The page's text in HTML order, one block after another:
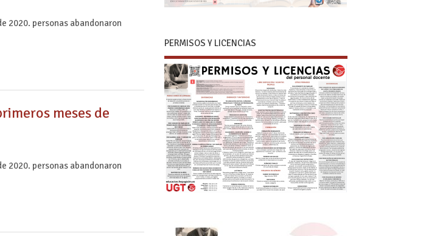
2020. personas abandonaron
meses de
2020. personas abandonaron
PERMISOS Y LICENCIAS